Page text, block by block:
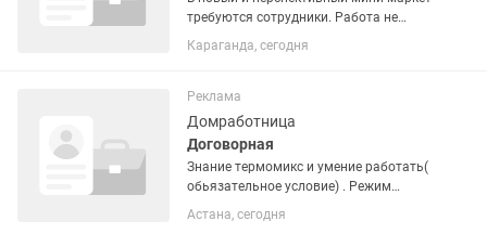
требуются сотрудники. Работа не
сложная. график работы 2 на 2 с 10:00
до 21.00 ч. Есть оплачиваемая
студентов не беспокоить!...
Караганда, сегодня
Реклама
Домработница
Договорная
Знание термомикс и умение работать(
обьязательное условие) . Режим
работы с 12.00 до 16.00 через день.
Рабочее место проспект Бауыржан
Астана, сегодня